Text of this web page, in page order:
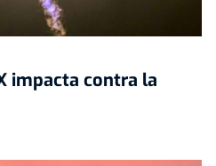
impacta contra la